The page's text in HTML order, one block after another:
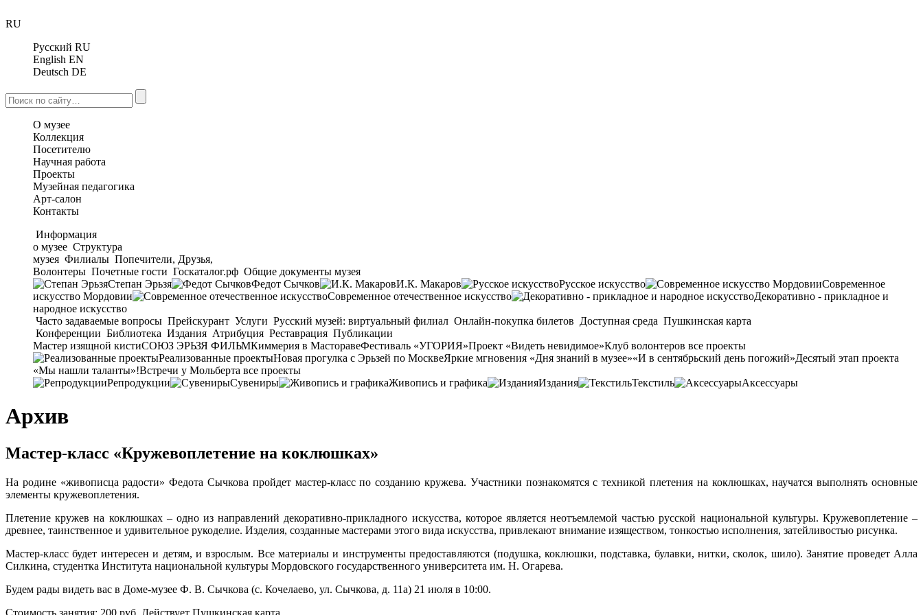
RU
Русский RU
English EN
Deutsch DE
О музее
Коллекция
Посетителю
Научная работа
Проекты
Музейная педагогика
Арт-салон
Контакты
Информация
о музее Структура
музея Филиалы Попечители, Друзья,
Волонтеры Почетные гости Госкаталог.рф Общие документы музея
Степан Эрьзя
Федот Сычков И.К. Макаров Русское искусство
Современное
искусство Мордовии
Современное отечественное искусство
Декоративно - прикладное и
народное искусство
Часто задаваемые вопросы Прейскурант Услуги Русский музей: виртуальный филиал Онлайн-покупка билетов Доступная среда Пушкинская карта
Конференции Библиотека Издания Атрибуция Реставрация Публикации
Мастер изящной кистиСОЮЗ ЭРЬЗЯ ФИЛЬМКиммерия в МасторавеФестиваль «УГОРИЯ»Проект «Видеть невидимое»Клуб волонтеров все проекты
Реализованные проектыНовая прогулка с Эрьзей по МосквеЯркие мгновения «Дня знаний в музее»«И в сентябрьский день погожий»Десятый этап проекта
«Мы нашли таланты»!Встречи у Мольберта все проекты
Репродукции
Сувениры Живопись и графика Издания Текстиль Аксессуары
Архив
Мастер-класс «Кружевоплетение на коклюшках»
На родине «живописца радости» Федота Сычкова пройдет мастер-класс по созданию кружева. Участники познакомятся с техникой плетения на коклюшках, научатся выполнять основные
элементы кружевоплетения.
Плетение кружев на коклюшках – одно из направлений декоративно-прикладного искусства, которое является неотъемлемой частью русской национальной культуры. Кружевоплетение –
древнее, таинственное и удивительное рукоделие. Изделия, созданные мастерами этого вида искусства, привлекают внимание изяществом, тонкостью исполнения, затейливостью рисунка.
Мастер-класс будет интересен и детям, и взрослым. Все материалы и инструменты предоставляются (подушка, коклюшки, подставка, булавки, нитки, сколок, шило). Занятие проведет Алла
Силкина, студентка Института национальной культуры Мордовского государственного университета им. Н. Огарева.
Будем рады видеть вас в Доме-музее Ф. В. Сычкова (с. Кочелаево, ул. Сычкова, д. 11а) 21 июля в 10:00.
Стоимость занятия: 200 руб. Действует Пушкинская карта.